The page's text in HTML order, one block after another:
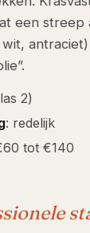
een streep
2)
: redelijk
tot €140